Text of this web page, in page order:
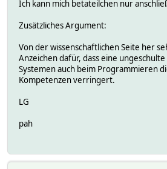
Ich kann mich betateilchen nur
Zusätzliches Argument:
Von der wissenschaftlichen Seite her
Anzeichen dafür, dass eine
Systemen auch beim Programmieren
Kompetenzen verringert.
LG
pah